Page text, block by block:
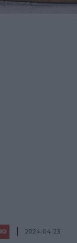
2024-04-23